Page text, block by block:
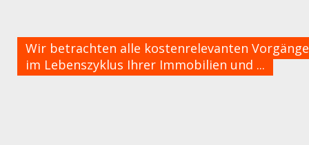
im Lebenszyklus Ihrer Immobilien und ...
Wir betrachten alle kostenrelevanten Vorgänge